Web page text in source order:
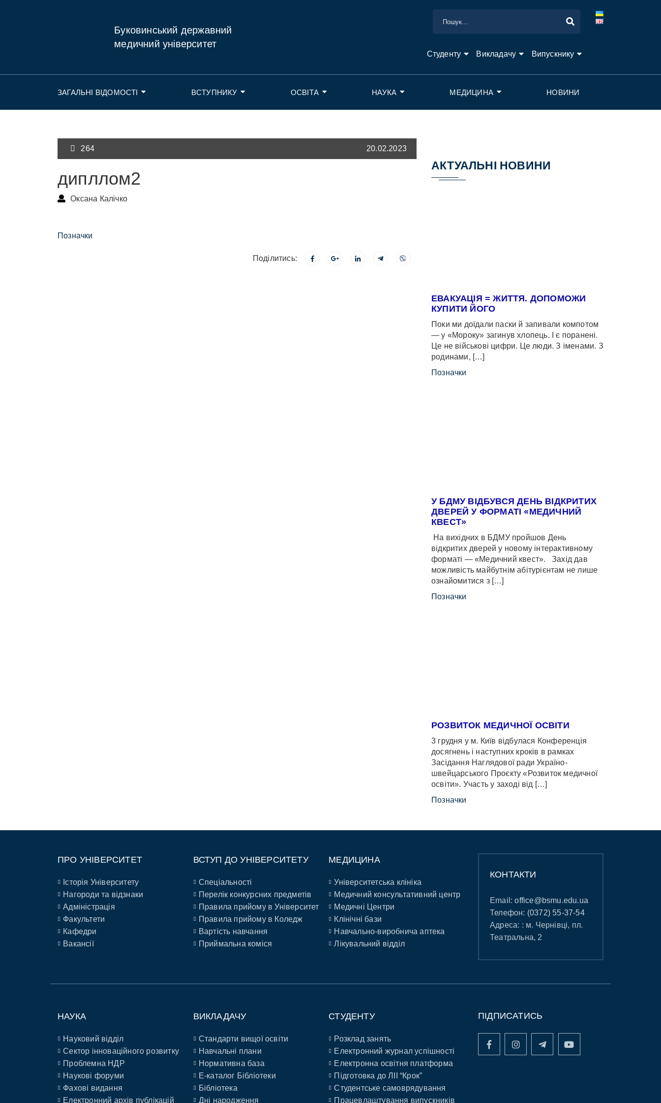
Буковинський державний
медичний університет
Студенту Викладачу Випускнику
ЗАГАЛЬНІ ВІДОМОСТІ ВСТУПНИКУ ОСВІТА НАУКА МЕДИЦИНА НОВИНИ
264 20.02.2023
дипллом2
Оксана Калічко
Позначки
Поділитись:
АКТУАЛЬНІ НОВИНИ
ЕВАКУАЦІЯ = ЖИТТЯ. ДОПОМОЖИ
КУПИТИ ЙОГО
Поки ми доїдали паски й запивали компотом
— у «Мороку» загинув хлопець. І є поранені.
Це не військові цифри. Це люди. З іменами. З
родинами, […]
Позначки
У БДМУ ВІДБУВСЯ ДЕНЬ ВІДКРИТИХ
ДВЕРЕЙ У ФОРМАТІ «МЕДИЧНИЙ
КВЕСТ»
На вихідних в БДМУ пройшов День
відкритих дверей у новому інтерактивному
форматі — «Медичний квест». Захід дав
можливість майбутнім абітурієнтам не лише
ознайомитися з […]
Позначки
РОЗВИТОК МЕДИЧНОЇ ОСВІТИ
3 грудня у м. Київ відбулася Конференція
досягнень і наступних кроків в рамках
Засідання Наглядової ради Україно-
швейцарського Проєкту «Розвиток медичної
освіти». Участь у заході від […]
Позначки
ПРО УНІВЕРСИТЕТ
Історія Університету
Нагороди та відзнаки
Адміністрація
Факультети
Кафедри
Вакансії
ВСТУП ДО УНІВЕРСИТЕТУ
Спеціальності
Перелік конкурсних предметів
Правила прийому в Університет
Правила прийому в Коледж
Вартість навчання
Приймальна коміся
МЕДИЦИНА
Університетська клініка
Медичний консультативний центр
Медичні Центри
Клінічні бази
Навчально-виробнича аптека
Лікувальний відділ
КОНТАКТИ
Email:office@bsmu.edu.ua
Телефон: (0372) 55-37-54
Адреса: : м. Чернівці, пл.
Театральна, 2
НАУКА
Науковий відділ
Сектор інноваційного розвитку
Проблемна НДР
Наукові форуми
Фахові видання
Електронний архів публікацій
ВИКЛАДАЧУ
Стандарти вищої освіти
Навчальні плани
Нормативна база
E-каталог Бібліотеки
Бібліотека
Дні народження
СТУДЕНТУ
Розклад занять
Електронний журнал успішності
Електронна освітня платформа
Підготовка до ЛІІ “Крок”
Студентське самоврядування
Працевлаштування випускників
ПІДПИСАТИСЬ